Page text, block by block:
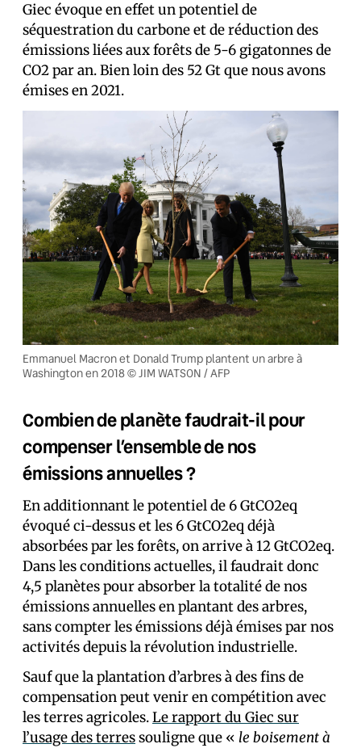
Giec évoque en effet un potentiel de
séquestration du carbone et de réduction des
émissions liées aux forêts de 5-6 gigatonnes de
CO2 par an. Bien loin des 52 Gt que nous avons
émises en 2021.
Emmanuel Macron et Donald Trump plantent un arbre à
Washington en 2018 © JIM WATSON / AFP
Combien de planète faudrait-il pour
compenser l’ensemble de nos
émissions annuelles ?
En additionnant le potentiel de 6 GtCO2eq
évoqué ci-dessus et les 6 GtCO2eq déjà
absorbées par les forêts, on arrive à 12 GtCO2eq.
Dans les conditions actuelles, il faudrait donc
4,5 planètes pour absorber la totalité de nos
émissions annuelles en plantant des arbres,
sans compter les émissions déjà émises par nos
activités depuis la révolution industrielle.
Sauf que la plantation d’arbres à des fins de
compensation peut venir en compétition avec
les terres agricoles.Le rapport du Giec sur
l’usage des terressouligne que « le boisement à